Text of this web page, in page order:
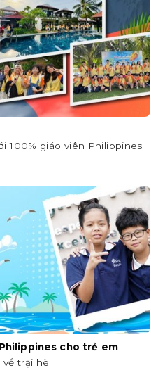
100% giáo viên Philippines
cho trẻ em
trại hè